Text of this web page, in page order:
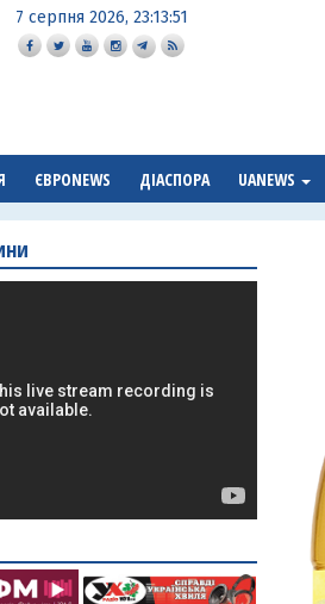
7 серпня 2026, 23:13:52
ЄВРОNEWS ДІАСПОРА UANEWS